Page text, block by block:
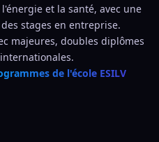
et la santé, avec une
stages en entreprise.
majeures, doubles diplômes
de l'école ESILV